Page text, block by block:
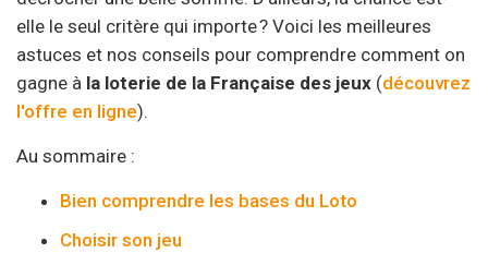
elle le seul critère qui importe ? Voici les meilleures
astuces et nos conseils pour comprendre comment on
gagne à la loterie de la Française des jeux (découvrez
l'offre en ligne).
Au sommaire :
Bien comprendre les bases du Loto
Choisir son jeu